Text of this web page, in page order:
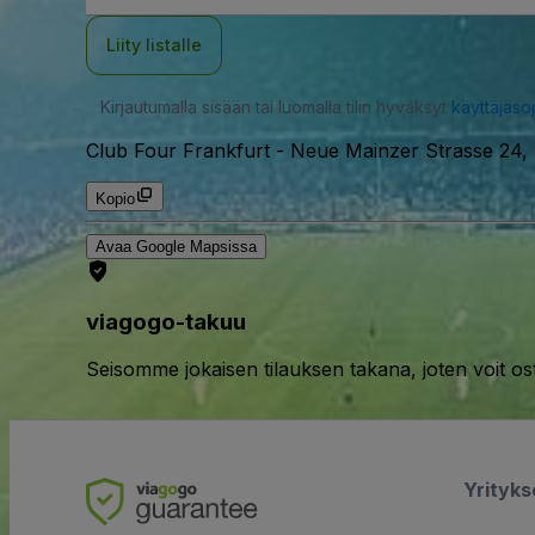
Liity listalle
Kirjautumalla sisään tai luomalla tilin hyväksyt
Club Four Frankfurt - Neue Mainzer Strasse
Kopio
Avaa Google Mapsissa
viagogo-takuu
Seisomme jokaisen tilauksen takana, joten voit